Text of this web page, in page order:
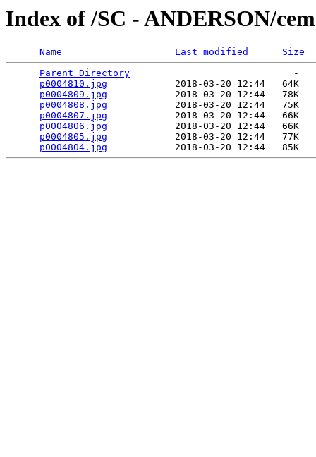
Index of /SC - ANDERSON/
Name Last modified
Size
Parent Directory
                             -
p0004810.jpg
            2018-03-20 12:44   64K
p0004809.jpg
            2018-03-20 12:44   78K
p0004808.jpg
            2018-03-20 12:44   75K
p0004807.jpg
            2018-03-20 12:44   66K
p0004806.jpg
            2018-03-20 12:44   66K
p0004805.jpg
            2018-03-20 12:44   77K
p0004804.jpg